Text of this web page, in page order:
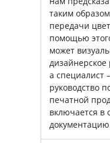
таким
передачи
помощью
может
а специалист
руководство
печатной
включается в